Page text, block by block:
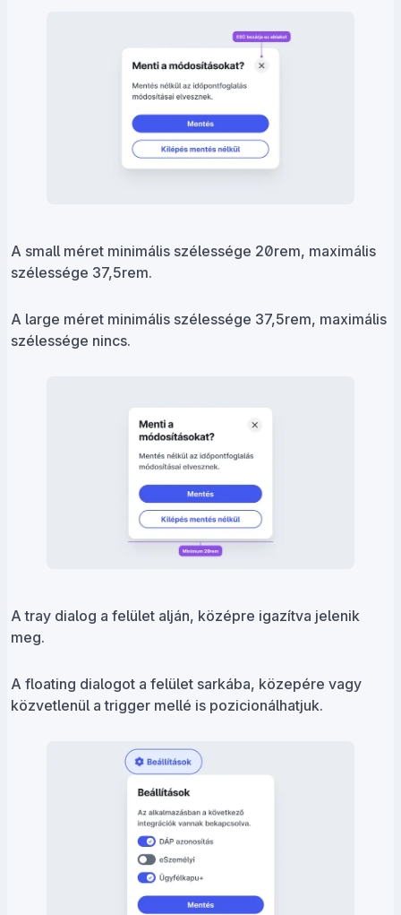
A small méret minimális szélessége 20rem, maximális
szélessége 37,5rem.
A large méret minimális szélessége 37,5rem, maximális
szélessége nincs.
A tray dialog a felület alján, középre igazítva jelenik
meg.
A floating dialogot a felület sarkába, közepére vagy
közvetlenül a trigger mellé is pozicionálhatjuk.